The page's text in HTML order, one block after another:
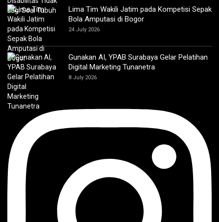
Lima Tim Wakili Jatim pada Kompetisi Sepak
Bola Amputasi di Bogor
24 July 2026
Gunakan AI, YPAB Surabaya Gelar Pelatihan
Digital Marketing Tunanetra
8 July 2026